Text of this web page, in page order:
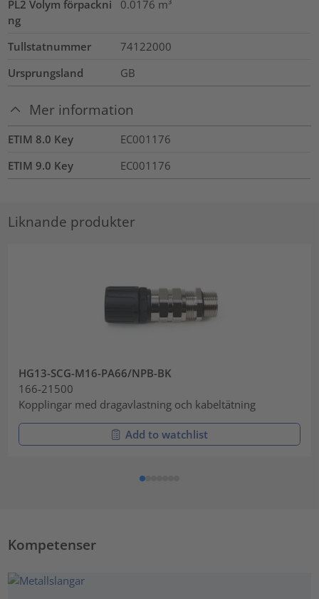
PL2 Volym förpackni
ng
0.0176 m³
Tullstatnummer
74122000
Ursprungsland
GB
Mer information
ETIM 8.0 Key
EC001176
ETIM 9.0 Key
EC001176
Liknande produkter
HG13-SCG-M16-PA66/NPB-BK
166-21500
Kopplingar med dragavlastning och kabeltätning
Add to watchlist
Kompetenser